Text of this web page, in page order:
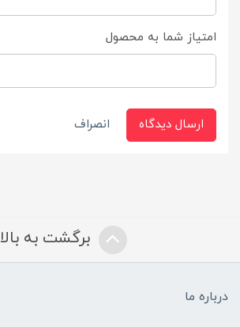
امتیاز شما به محصول
ارسال دیدگاه انصراف
برگشت به بالا
درباره ما